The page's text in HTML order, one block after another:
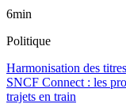
6min
Politique
Harmonisation des
SNCF Connect : les
trajets en train